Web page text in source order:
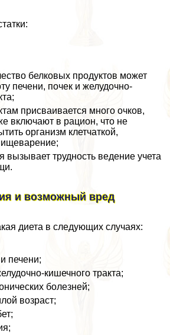
белковых продуктов может
печени, почек и желудочно-
присваивается много очков,
включают в рацион, что не
организм клетчаткой,
вызывает трудность ведение учета
и возможный вред
диета в следующих случаях:
печени;
кишечного тpaкта;
болезней;
возраст;